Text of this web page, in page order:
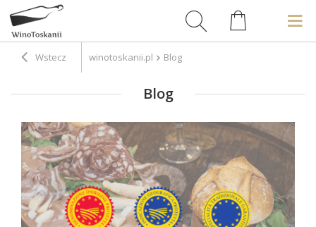
Wstecz winotoskanii.pl Blog
Blog